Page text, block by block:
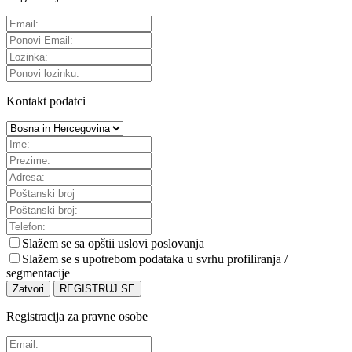
Kontakt podatci
Slažem se sa opštii uslovi poslovanja
Slažem se s upotrebom podataka u svrhu profiliranja /
segmentacije
Zatvori REGISTRUJ SE
Registracija za pravne osobe